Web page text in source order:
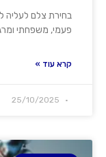
בחירת צלם לעליה
פעמי, משפחתי
קרא עוד »